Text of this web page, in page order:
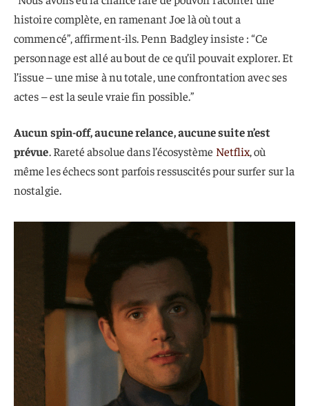
histoire complète, en ramenant Joe là où tout a
commencé”, affirment-ils. Penn Badgley insiste : “Ce
personnage est allé au bout de ce qu’il pouvait explorer. Et
l’issue – une mise à nu totale, une confrontation avec ses
actes – est la seule vraie fin possible.”
Aucun spin-off, aucune relance, aucune suite n’est
prévue. Rareté absolue dans l’écosystème Netflix, où
même les échecs sont parfois ressuscités pour surfer sur la
nostalgie.